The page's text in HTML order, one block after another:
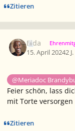
Zitieren
Elda
15. April 20242 J.
@Meriadoc
Feier schön, lass
mit Torte versorgen
Zitieren